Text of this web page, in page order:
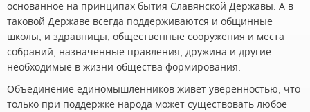
основанное на принципах бытия Славянской Державы. А в
таковой Державе всегда поддерживаются и общинные
школы, и здравницы, общественные сооружения и места
собраний, назначенные правления, дружина и другие
необходимые в жизни общества формирования.
Объединение единомышленников живёт уверенностью, что
только при поддержке народа может существовать любое